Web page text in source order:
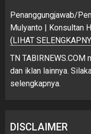
Penanggungjawab/
Mulyanto | Konsultan
(LIHAT
TN
dan iklan lainnya.
selengkapnya.
DISCLAIMER